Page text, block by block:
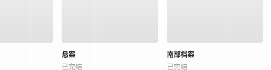
悬案
已完结
南部档案
已完结